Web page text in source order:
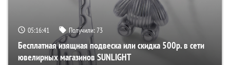
05:16:40 Получили:73
Бесплатная изящная подвеска или скидка 500р. в сети
ювелирных магазинов SUNLIGHT